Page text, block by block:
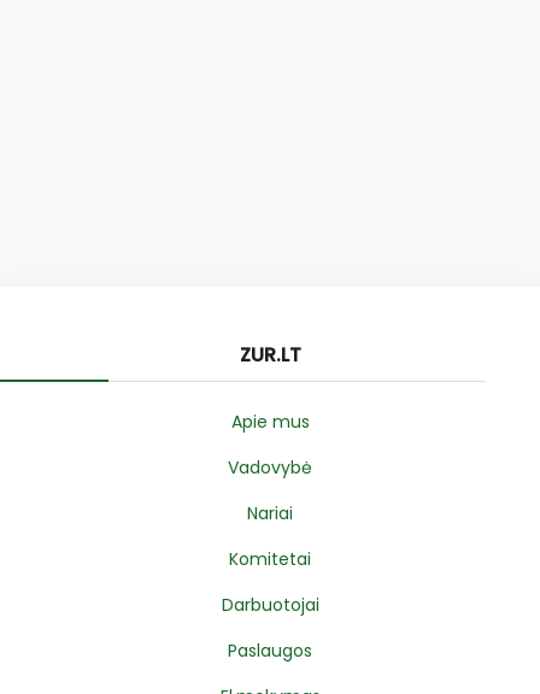
ZUR.LT
Apie mus
Vadovybė
Nariai
Komitetai
Darbuotojai
Paslaugos